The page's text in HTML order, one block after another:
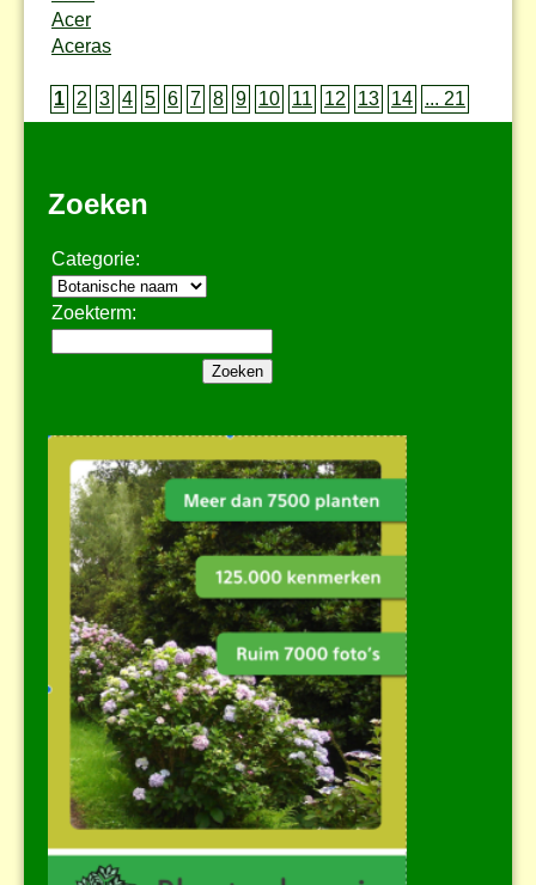
Acer
Aceras
1 2 3 4 5 6 7 8 9 10 11 12 13 14 ... 21
Zoeken
Categorie:
Zoekterm: